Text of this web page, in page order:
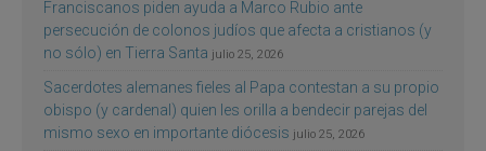
Franciscanos piden ayuda a Marco Rubio ante
persecución de colonos judíos que afecta a cristianos (y
no sólo) en Tierra Santa julio 25, 2026
Sacerdotes alemanes fieles al Papa contestan a su propio
obispo (y cardenal) quien les orilla a bendecir parejas del
mismo sexo en importante diócesis julio 25, 2026